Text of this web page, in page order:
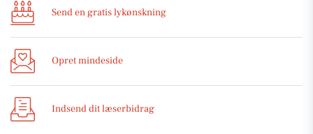
Send en gratis lykønskning
Opret mindeside
Indsend dit læserbidrag